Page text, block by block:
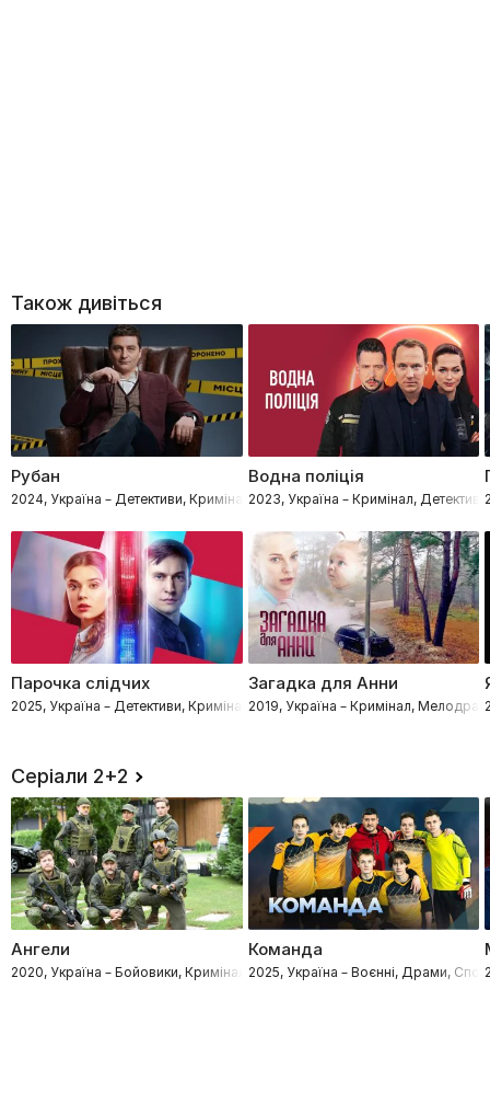
Також дивіться
Рубан
2024, Україна – Детективи, Кримінал
Водна поліція
2023, Україна – Кримінал,
Парочка слідчих
2025, Україна – Детективи, Кримінал
Загадка для Анни
2019, Україна – Кримінал,
Серіали 2+2
Ангели
2020, Україна – Бойовики, Кримінал
Команда
2025, Україна – Воєнні, Драми,